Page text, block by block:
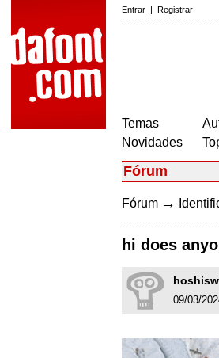
Entrar | Registrar
Temas
Novidades
Fórum
Fórum →
hi does
09/03/